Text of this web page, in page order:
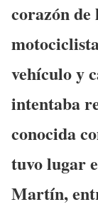
corazón de
vehículo y
intentaba
conocida
tuvo lugar
Martín,